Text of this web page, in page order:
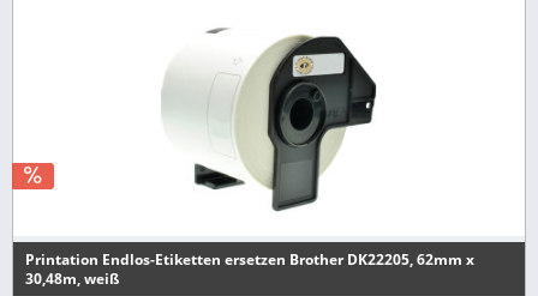
Printation Endlos-Etiketten ersetzen Brother DK22205, 62mm x
30,48m, weiß